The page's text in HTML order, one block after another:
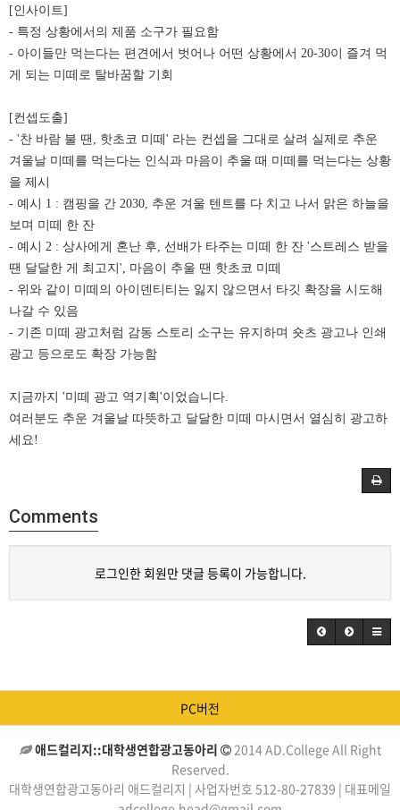
[인사이트]
- 특정 상황에서의 제품 소구가 필요함
- 아이들만 먹는다는 편견에서 벗어나 어떤 상황에서 20-30이 즐겨 먹
게 되는 미떼로 탈바꿈할 기회
[컨셉도출]
- '찬 바람 불 땐, 핫초코 미떼' 라는 컨셉을 그대로 살려 실제로 추운
겨울날 미떼를 먹는다는 인식과 마음이 추울 때 미떼를 먹는다는 상황
을 제시
- 예시 1 : 캠핑을 간 2030, 추운 겨울 텐트를 다 치고 나서 맑은 하늘을
보며 미떼 한 잔
- 예시 2 : 상사에게 혼난 후, 선배가 타주는 미떼 한 잔 '스트레스 받을
땐 달달한 게 최고지', 마음이 추울 땐 핫초코 미떼
- 위와 같이 미떼의 아이덴티티는 잃지 않으면서 타깃 확장을 시도해
나갈 수 있음
- 기존 미떼 광고처럼 감동 스토리 소구는 유지하며 숏츠 광고나 인쇄
광고 등으로도 확장 가능함
지금까지 '미떼 광고 역기획'이었습니다.
여러분도 추운 겨울날 따뜻하고 달달한 미떼 마시면서 열심히 광고하
세요!
Comments
로그인한 회원만 댓글 등록이 가능합니다.
PC버전
애드컬리지::대학생연합광고동아리
2014 AD.College All Right
Reserved.
대학생연합광고동아리 애드컬리지 | 사업자번호 512-80-27839 | 대표메일